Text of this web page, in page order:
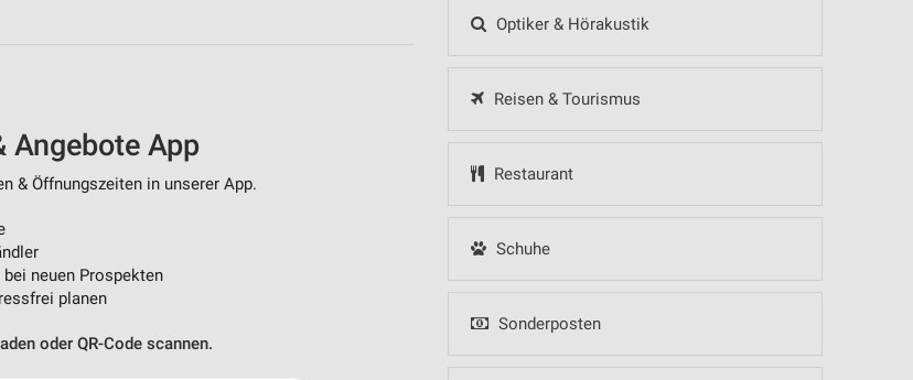
Optiker & Hörakustik
Reisen & Tourismus
Restaurant
Schuhe
Sonderposten
Angebote App
& Öffnungszeiten in unserer App.
neuen Prospekten
planen
oder QR-Code scannen.